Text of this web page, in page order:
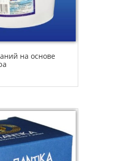
на основе